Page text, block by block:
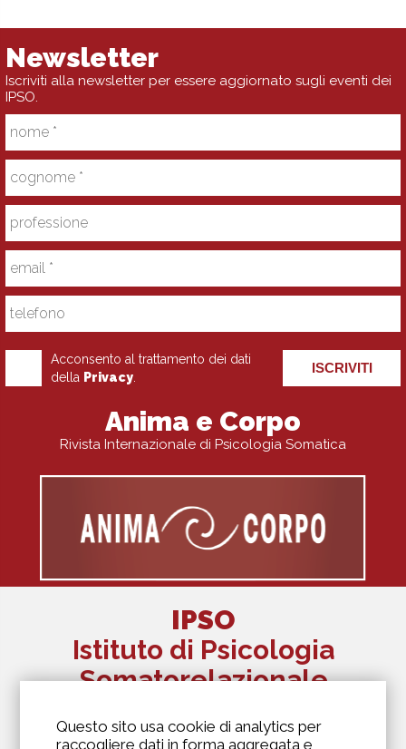
Questo sito usa cookie di analytics per
raccogliere dati in forma aggregata e
Newsletter
Iscriviti alla newsletter per essere aggiornato sugli eventi dei
IPSO.
Acconsento al trattamento dei dati
della Privacy
ISCRIVITI
Anima e Corpo
Rivista Internazionale di Psicologia Somatica
IPSO
Istituto di Psicologia
Somatorelazionale
Via Antonio Kramer, 6